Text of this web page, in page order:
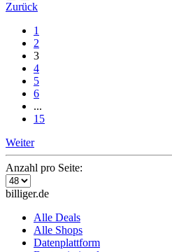
Zurück
1
2
3
4
5
6
...
15
Weiter
Anzahl pro Seite:
billiger.de
Alle Deals
Alle Shops
Datenplattform